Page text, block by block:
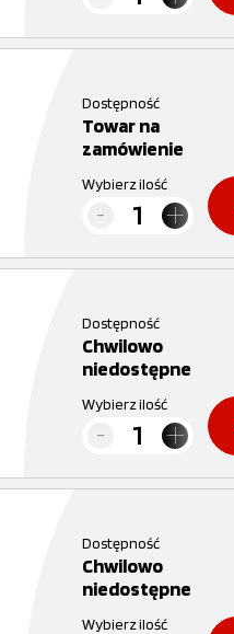
Dostępność
Towar na
zamówienie
Wybierz ilość
Dostępność
Chwilowo
niedostępne
Wybierz ilość
Dostępność
Chwilowo
niedostępne
Wybierz ilość